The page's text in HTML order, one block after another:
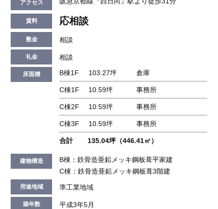
アクセス
賃料 応相談
敷金 相談
礼金 相談
床面積 B棟1F 103.27坪 倉庫
C棟1F 10.59坪 事務所
C棟2F 10.59坪 事務所
C棟3F 10.59坪 事務所
合計 135.04坪（446.41㎡）
建物構造
B棟：鉄骨造亜鉛メッキ鋼板葺平家建
C棟：鉄骨造亜鉛メッキ鋼板葺3階建
用途地域 準工業地域
築年数 平成3年5月